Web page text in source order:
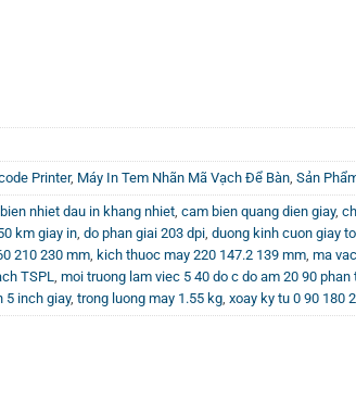
Printer, Máy In Tem Nhãn Mã Vạch Để Bàn Sản
nhiet dau in khang nhiet cam bien quang dien giay,
km giay in do phan giai 203 dpi duong kinh cuon giay
210 230 mm kich thuoc may 220 147.2 139 mm ma
TSPL moi truong lam viec 5 40 do c do am 20 90 phan
5 inch giay, trong luong may 1.55 kg xoay ky tu 0 90 180